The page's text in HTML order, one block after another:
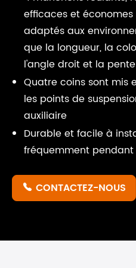
efficaces et
adaptés aux
que la longueur, la
l'angle droit et la pente
Quatre coins sont mis
les points de
auxiliaire
Durable et facile à
fréquemment
 CONTACTEZ-NOUS